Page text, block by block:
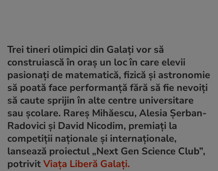
Trei tineri olimpici din Galați vor să
construiască în oraș un loc în care elevii
pasionați de matematică, fizică și astronomie
să poată face performanță fără să fie nevoiți
să caute sprijin în alte centre universitare
sau școlare. Rareș Mihăescu, Alesia Șerban-
Radovici și David Nicodim, premiați la
competiții naționale și internaționale,
lansează proiectul „Next Gen Science Club”,
potrivitViața Liberă Galați.